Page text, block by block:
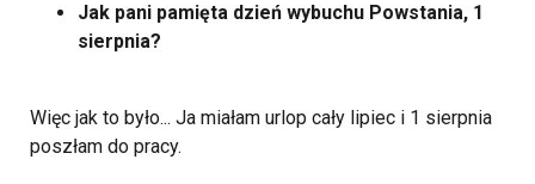
Jak pani pamięta dzień wybuchu Powstania, 1
sierpnia?
Więc jak to było... Ja miałam urlop cały lipiec i 1 sierpnia
poszłam do pracy.